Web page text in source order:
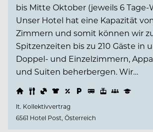
bis Mitte Oktober (jeweils 6 Tage-
Unser Hotel hat eine Kapazität
Zimmern und somit können wir
Spitzenzeiten bis zu 210 Gäste in
Doppel- und Einzelzimmern,
und Suiten beherbergen. Wir…
lt. Kollektivvertrag
6561 Hotel Post, Österreich